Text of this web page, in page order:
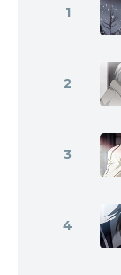
1
2
3
4